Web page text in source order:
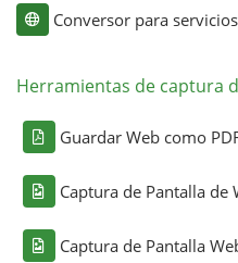
Conversor para
Herramientas de captura
Guardar Web como
Captura de Pantalla de
Captura de Pantalla